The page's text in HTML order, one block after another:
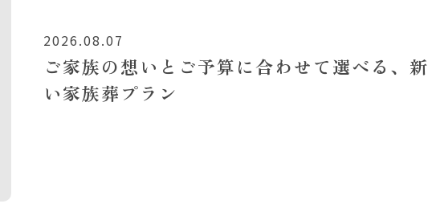
2026.08.07
ご家族の想いとご予算に合わせて選べる、
い家族葬プラン